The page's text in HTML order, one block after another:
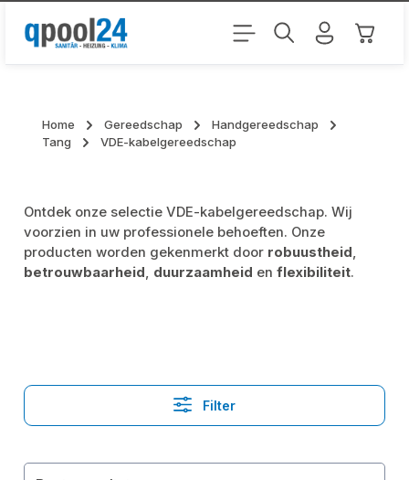
Ga naar de hoofdinhoud
Home Gereedschap
Handgereedschap
Tang
VDE-kabelgereedschap
Ontdek onze selectie VDE-kabelgereedschap. Wij
voorzien in uw professionele behoeften. Onze
producten worden gekenmerkt door robuustheid,
betrouwbaarheid, duurzaamheid enflexibiliteit.
Filter